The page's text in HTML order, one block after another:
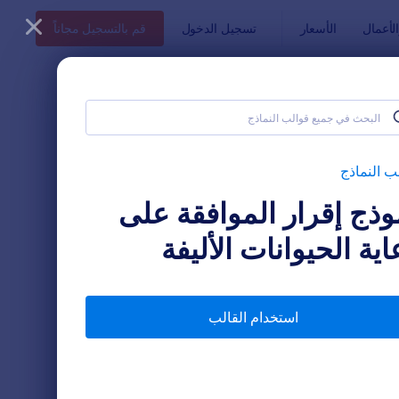
الأسعار تسجيل الدخول قم بالتسجيل مجاناً
النماذج
إقرار الموافقة على
الحيوانات الأليفة
استخدام القالب